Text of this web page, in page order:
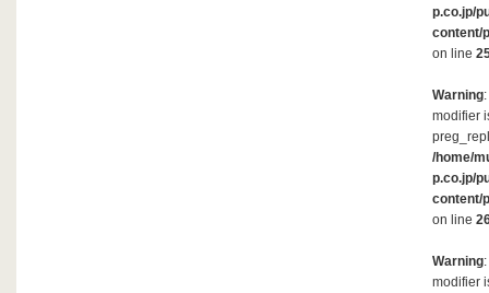
p.co.jp/
content/
on line
Warning
modifier
/home/
p.co.jp/
content/
on line
Warning
modifier